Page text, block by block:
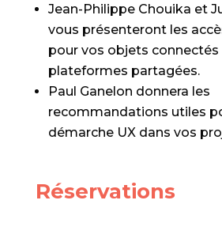
Jean-Philippe Chouika et
vous présenteront les
pour vos objets connectés
plateformes partagées.
Paul Ganelon donnera les
recommandations utiles
démarche UX dans vos
Réservations